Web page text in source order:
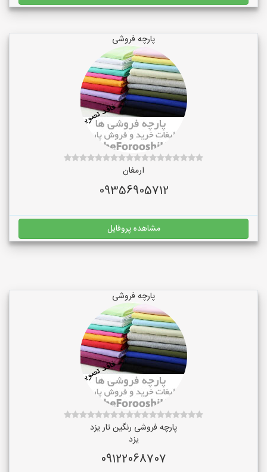
پارچه فروشی
ارمغان
09356905712
مشاهده پروفایل
پارچه فروشی
پارچه فروشی رنگین تار یزد
یزد
09122068707